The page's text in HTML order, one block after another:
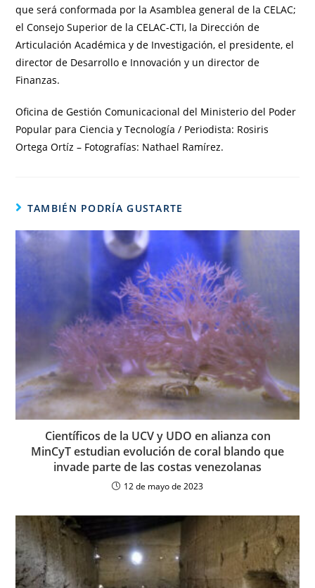
que será conformada por la Asamblea general de la CELAC;
el Consejo Superior de la CELAC-CTI, la Dirección de
Articulación Académica y de Investigación, el presidente, el
director de Desarrollo e Innovación y un director de
Finanzas.
Oficina de Gestión Comunicacional del Ministerio del Poder
Popular para Ciencia y Tecnología / Periodista: Rosiris
Ortega Ortíz – Fotografías: Nathael Ramírez.
TAMBIÉN PODRÍA GUSTARTE
Científicos de la UCV y UDO en alianza con
MinCyT estudian evolución de coral blando que
invade parte de las costas venezolanas
12 de mayo de 2023